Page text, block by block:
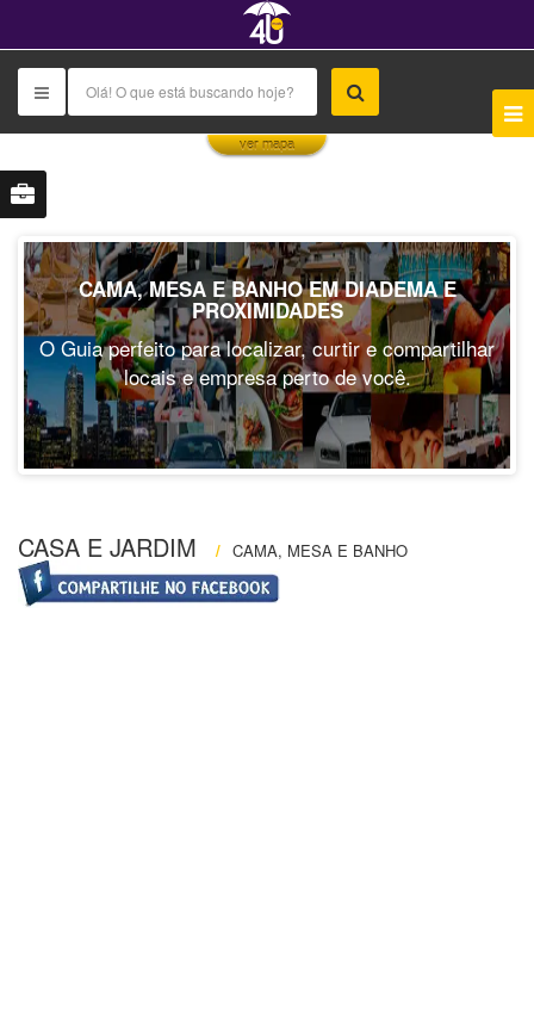
ver mapa
CAMA, MESA E BANHO EM DIADEMA E
PROXIMIDADES
O Guia perfeito para localizar, curtir e compartilhar
locais e empresa perto de você.
CASA E JARDIM / CAMA, MESA E BANHO